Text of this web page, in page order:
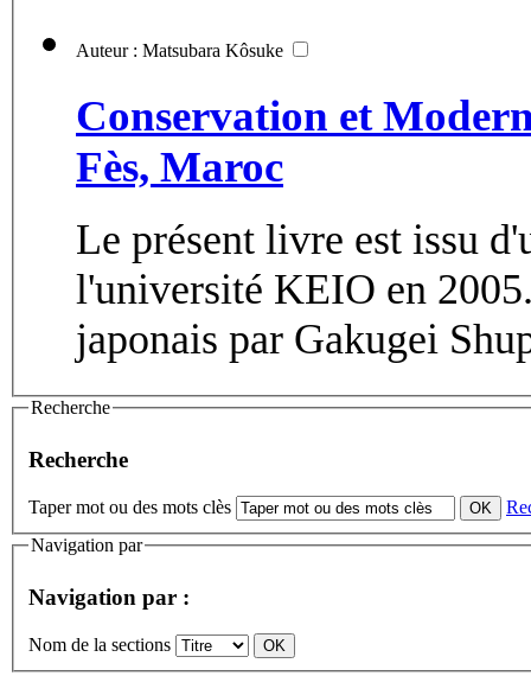
Auteur : Matsubara Kôsuke
Conservation et
Fès, Maroc
Le présent livre est issu
l'université KEIO en
japonais par Gakugei
Recherche
Recherche
Taper mot ou des mots clès
Navigation par
Navigation par :
Nom de la sections